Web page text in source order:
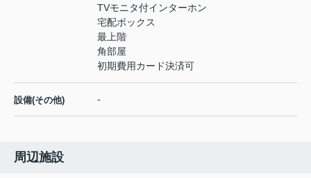
TVモニタ付インターホン
宅配ボックス
最上階
角部屋
初期費用カード決済可
設備(その他) -
周辺施設